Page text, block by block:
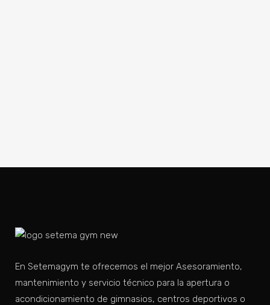
En Setemagym te ofrecemos el mejor Asesoramiento,
mantenimiento y servicio técnico para la apertura o
acondicionamiento de gimnasios, centros deportivos o